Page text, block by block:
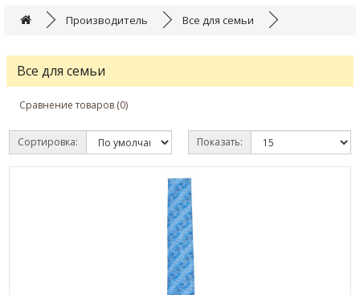
Производитель Все для семьи
Все для семьи
Сравнение товаров (0)
Сортировка: Показать: